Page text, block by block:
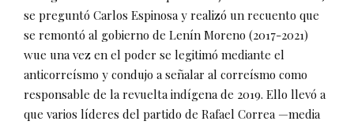
se preguntó Carlos Espinosa y realizó un recuento que
se remontó al gobierno de Lenín Moreno (2017-2021)
wue una vez en el poder se legitimó mediante el
anticorreísmo y condujo a señalar al correísmo como
responsable de la revuelta indígena de 2019. Ello llevó a
que varios líderes del partido de Rafael Correa —media